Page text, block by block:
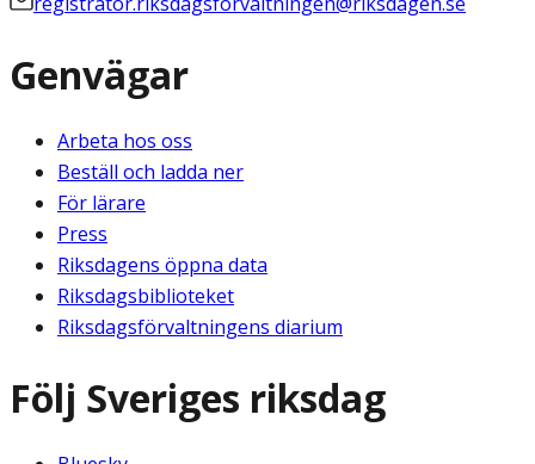
Genvägar
Arbeta hos oss
Beställ och ladda ner
För lärare
Press
Riksdagens öppna data
Riksdagsbiblioteket
Riksdagsförvaltningens diarium
Följ Sveriges riksdag